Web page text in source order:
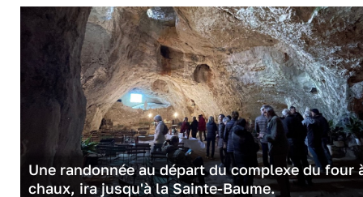
Une randonnée au départ du complexe du four
chaux, ira jusqu'à la Sainte-Baume.